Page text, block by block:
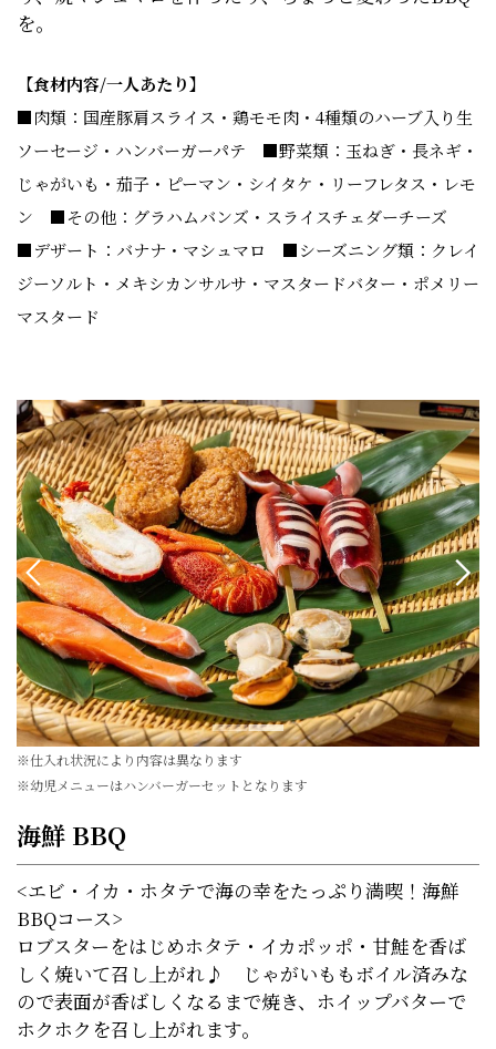
を。
【食材内容/一人あたり】
■肉類：国産豚肩スライス・鶏モモ肉・4種類のハーブ入り生
ソーセージ・ハンバーガーパテ ■野菜類：玉ねぎ・長ネギ・
じゃがいも・茄子・ピーマン・シイタケ・リーフレタス・レモ
ン ■その他：グラハムバンズ・スライスチェダーチーズ
■デザート：バナナ・マシュマロ ■シーズニング類：クレイ
ジーソルト・メキシカンサルサ・マスタードバター・ポメリー
マスタード
※仕入れ状況により内容は異なります
※幼児メニューはハンバーガーセットとなります
海鮮 BBQ
<エビ・イカ・ホタテで海の幸をたっぷり満喫！海鮮
BBQコース>
ロブスターをはじめホタテ・イカポッポ・甘鮭を香ば
しく焼いて召し上がれ♪ じゃがいももボイル済みな
ので表面が香ばしくなるまで焼き、ホイップバターで
ホクホクを召し上がれます。